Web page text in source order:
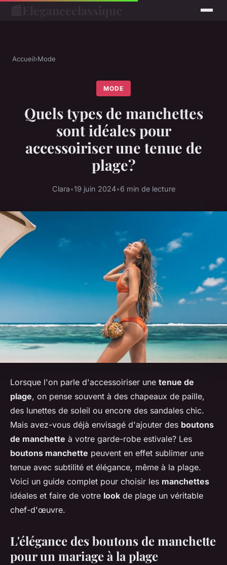
Accueil›Mode
MODE
Quels types de manchettes
sont idéales pour
accessoiriser une tenue de
plage?
Clara•19 juin 2024•6 min de lecture
Lorsque l'on parle d'accessoiriser une tenue de
plage, on pense souvent à des chapeaux de paille,
des lunettes de soleil ou encore des sandales chic.
Mais avez-vous déjà envisagé d'ajouter des boutons
de manchette à votre garde-robe estivale? Les
boutons manchette peuvent en effet sublimer une
tenue avec subtilité et élégance, même à la plage.
Voici un guide complet pour choisir les manchettes
idéales et faire de votre look de plage un véritable
chef-d'œuvre.
L'élégance des boutons de manchette
pour un mariage à la plage